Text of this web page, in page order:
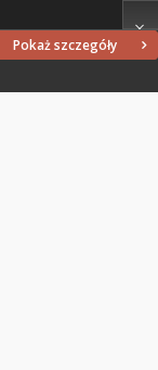
Pokaż szczegóły